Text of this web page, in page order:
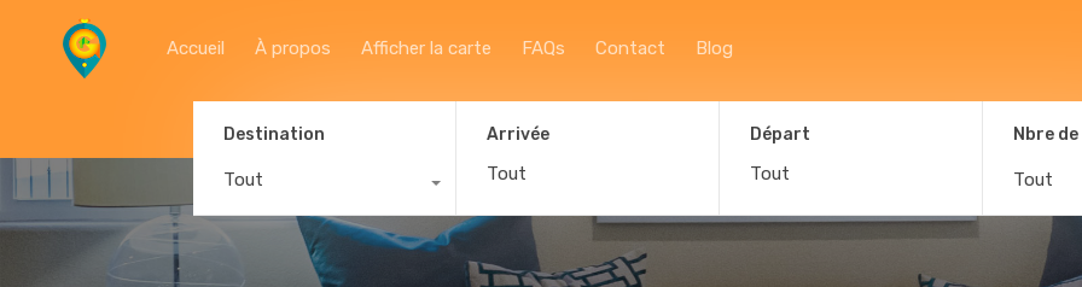
Accueil
Accueil À propos Afficher la carte FAQs Contact Blog
Destination
Tout
Arrivée Départ Nbre
Tout